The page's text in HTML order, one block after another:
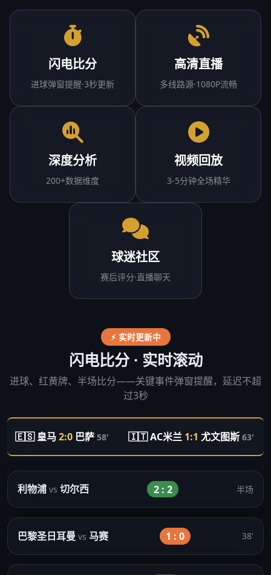
闪电比分
进球弹窗提醒·3秒更新
高清直播
多线路源·1080P流畅
深度分析
200+数据维度
视频回放
3-5分钟全场精华
球迷社区
赛后评分·直播聊天
⚡ 实时更新中
闪电比分 · 实时滚动
进球、红黄牌、半场比分——关键事件弹窗提醒，延迟不超
过3秒
皇马2:0巴萨 58' 🇮🇹 AC米兰1:1尤文图斯63' 🇩🇪
利物浦 vs 切尔西 2 : 2 半场
巴黎圣日耳曼 vs 马赛 1 : 0 38'